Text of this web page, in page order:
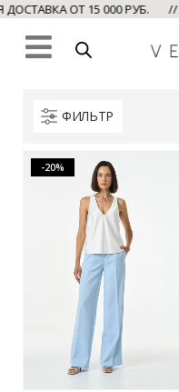
ОТ 15 000 РУБ. //
ФИЛЬТР
-20%